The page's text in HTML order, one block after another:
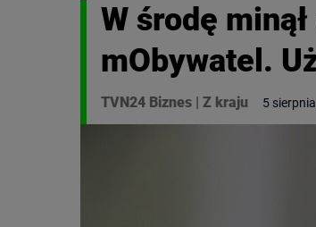
W środę
mObywatel.
TVN24 Biznes Z kraju 5